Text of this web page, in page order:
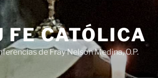
FE CATÓLICA
de Fray Nelson Medina, O.P.